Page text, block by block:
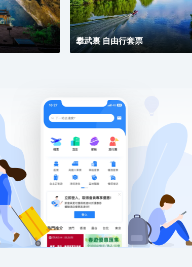
攀武裏 自由行套票